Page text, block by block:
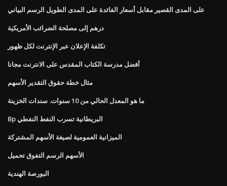
على المدى القصير مقابل أسعار الفائدة على المدى الطويل الرسم البياني
درهم إلى مصلحة الضرائب الأمريكية
تكلفة الإعلان عبر الإنترنت لكل ظهور
أفضل مدرسة الكتاب المقدس على الانترنت مجانا
مثال خطة حقوق التقدير الأسهم
ما هو المعدل الحالي من 10 سنوات. سندات الخزينة
Bp البريطانية تسرب النفط النفطي
الميزانية العمومية لصيغة الأسهم المشتركة
الأسهم الرسم التفوق تحميل
البورصة الهندية